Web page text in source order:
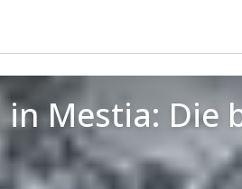
Mestia: Die